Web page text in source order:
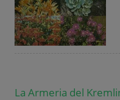
La Armeria del